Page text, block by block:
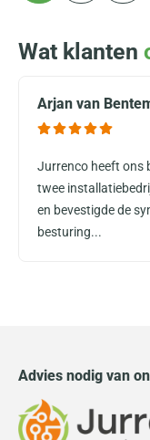
Wat klanten
Arjan van
Jurrenco heeft ons
twee
en bevestigde de
besturing...
Advies nodig van